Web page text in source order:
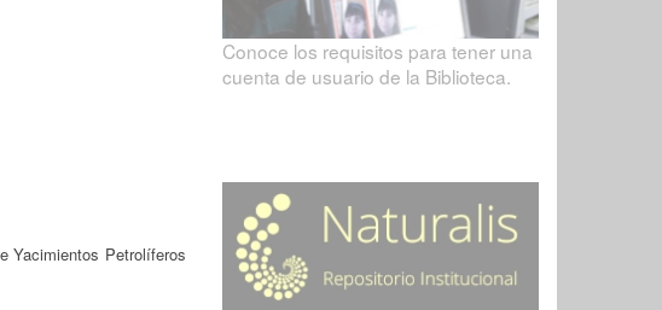
Yacimientos Petrolíferos
Conoce los requisitos para tener una
cuenta de usuario de la Biblioteca.